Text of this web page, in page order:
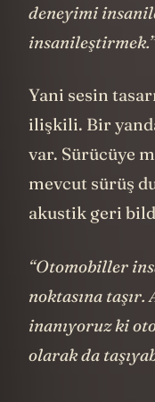
deneyimi
Yani sesin
ilişkili. Bir
var. Sürücüye
mevcut sürüş
akustik geri
“Otomobiller
noktasına taşır.
inanıyoruz ki
olarak da